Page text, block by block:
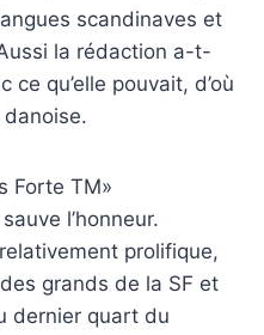
scandinaves et
la rédaction a-t-
qu’elle pouvait, d’où
danoise.
Forte TM»
l’honneur.
prolifique,
grands de la SF et
dernier quart du